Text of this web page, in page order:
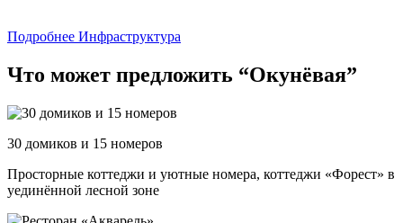
Подробнее Инфраструктура
Что может предложить “Окунёвая”
30 домиков и 15 номеров
Просторные коттеджи и уютные номера, коттеджи «Форест» в
уединённой лесной зоне